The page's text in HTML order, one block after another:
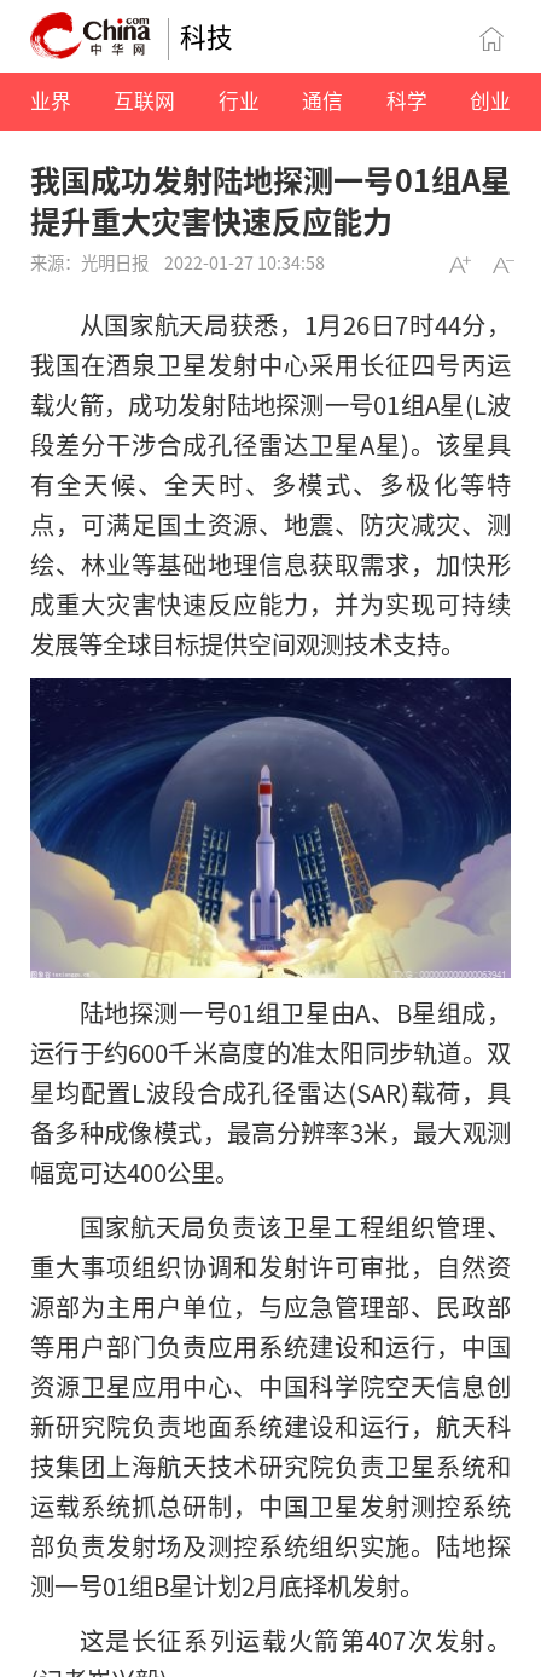
科技
业界 互联网 行业 通信 科学 创业
我国成功发射陆地探测一号01组A星
提升重大灾害快速反应能力
来源：光明日报 2022-01-27 10:34:58
从国家航天局获悉，1月26日7时44分，
我国在酒泉卫星发射中心采用长征四号丙运
载火箭，成功发射陆地探测一号01组A星(L波
段差分干涉合成孔径雷达卫星A星)。该星具
有全天候、全天时、多模式、多极化等特
点，可满足国土资源、地震、防灾减灾、测
绘、林业等基础地理信息获取需求，加快形
成重大灾害快速反应能力，并为实现可持续
发展等全球目标提供空间观测技术支持。
陆地探测一号01组卫星由A、B星组成，
运行于约600千米高度的准太阳同步轨道。双
星均配置L波段合成孔径雷达(SAR)载荷，具
备多种成像模式，最高分辨率3米，最大观测
幅宽可达400公里。
国家航天局负责该卫星工程组织管理、
重大事项组织协调和发射许可审批，自然资
源部为主用户单位，与应急管理部、民政部
等用户部门负责应用系统建设和运行，中国
资源卫星应用中心、中国科学院空天信息创
新研究院负责地面系统建设和运行，航天科
技集团上海航天技术研究院负责卫星系统和
运载系统抓总研制，中国卫星发射测控系统
部负责发射场及测控系统组织实施。陆地探
测一号01组B星计划2月底择机发射。
这是长征系列运载火箭第407次发射。